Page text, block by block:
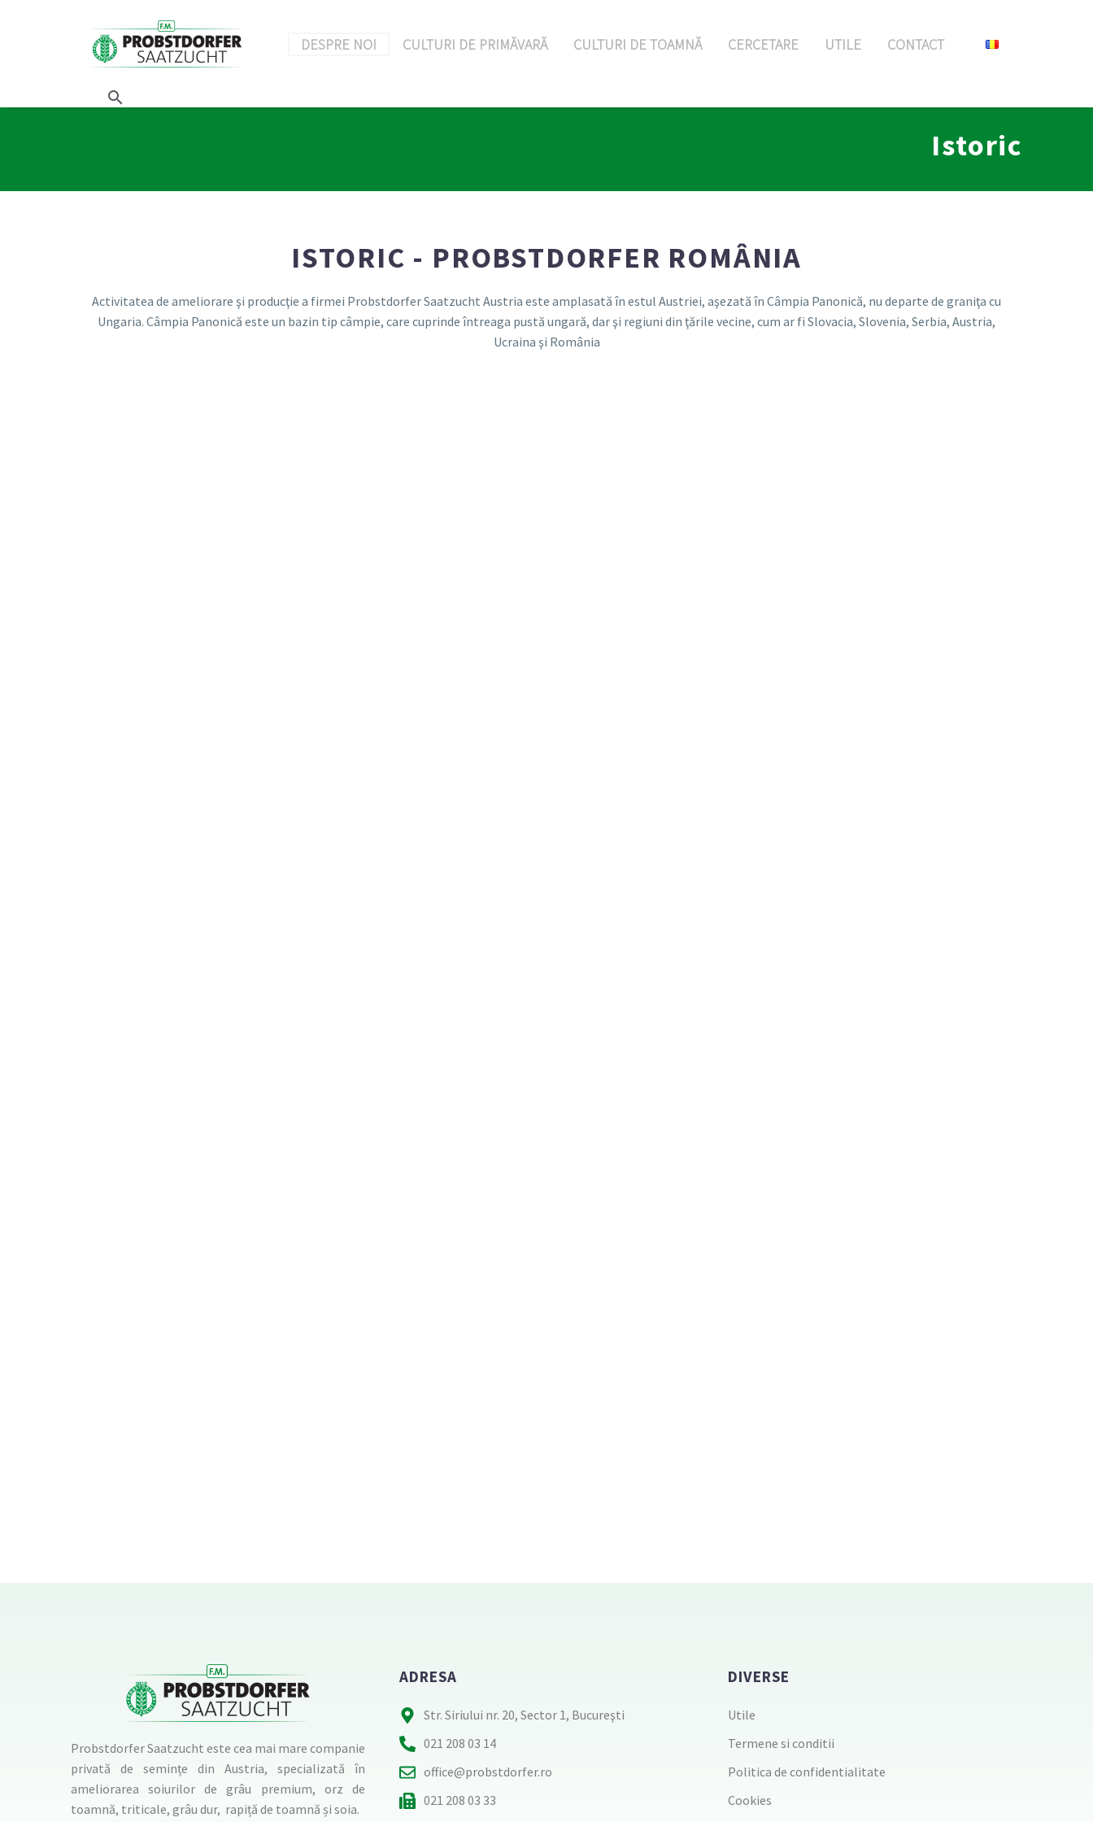
DESPRE NOI CULTURI DE PRIMĂVARĂ CULTURI DE TOAMNĂ CERCETARE UTILE CONTACT
Istoric
ISTORIC - PROBSTDORFER ROMÂNIA
Activitatea de ameliorare şi producţie a firmei Probstdorfer Saatzucht Austria este amplasată în estul Austriei, aşezată în Câmpia Panonică, nu departe de graniţa cu
Ungaria. Câmpia Panonică este un bazin tip câmpie, care cuprinde întreaga pustă ungară, dar şi regiuni din ţările vecine, cum ar fi Slovacia, Slovenia, Serbia, Austria,
Ucraina şi România
Probstdorfer Saatzucht este cea mai mare companie
privată de semințe din Austria, specializată în
ameliorarea soiurilor de grâu premium, orz de
toamnă, triticale, grâu dur, rapiță de toamnă și soia.
ADRESA
Str. Siriului nr. 20, Sector 1, Bucureşti
021 208 03 14
office@probstdorfer.ro
021 208 03 33
DIVERSE
Utile
Termene si conditii
Politica de confidentialitate
Cookies